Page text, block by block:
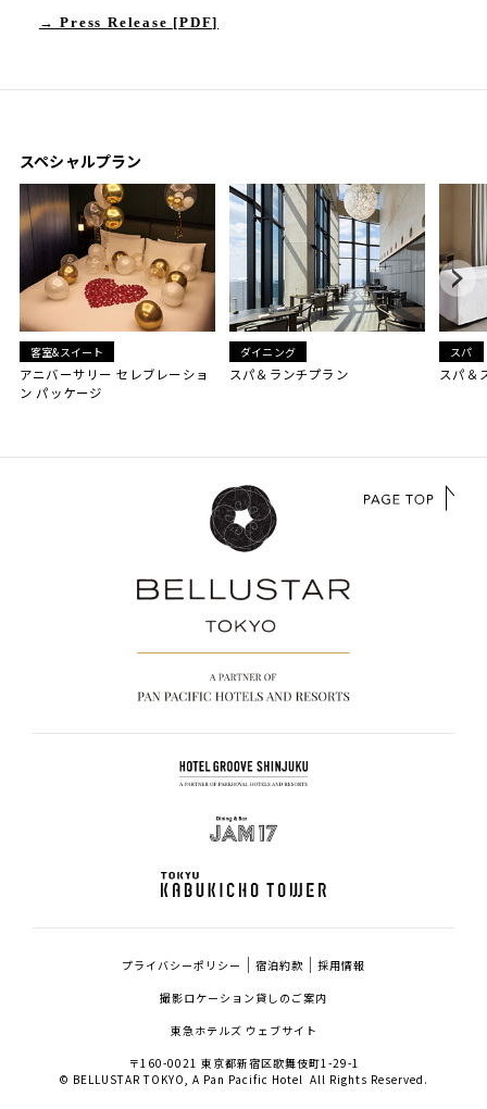
→ Press Release [PDF]
スペシャルプラン
客室&スイート
アニバーサリー セレブレーショ
ン パッケージ
ダイニング
スパ＆ランチプラン
スパ
スパ＆
プライバシーポリシー 宿泊約款
採用情報
撮影ロケーション貸しのご案内
東急ホテルズ ウェブサイト
〒160-0021 東京都新宿区歌舞伎町1-29-1
© BELLUSTAR TOKYO, A Pan Pacific Hotel All Rights Reserved.